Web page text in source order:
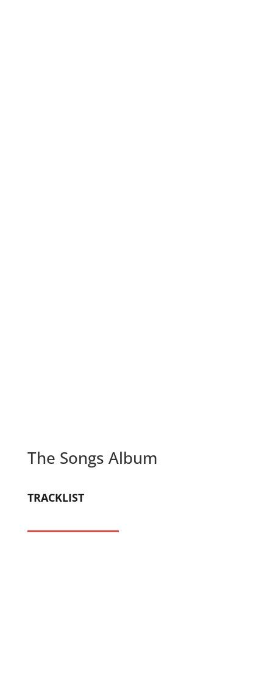
The Songs Album
TRACKLIST